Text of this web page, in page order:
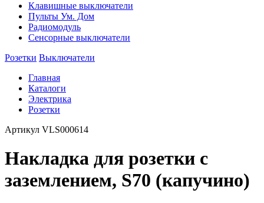
Клавишные выключатели
Пульты Ум. Дом
Радиомодуль
Сенсорные выключатели
Розетки Выключатели
Главная
Каталоги
Электрика
Розетки
Артикул VLS000614
Накладка для розетки с
заземлением, S70 (капучино)